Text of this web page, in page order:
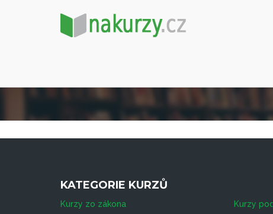
KATEGORIE KURZŮ
Kurzy zo zákona Kurzy